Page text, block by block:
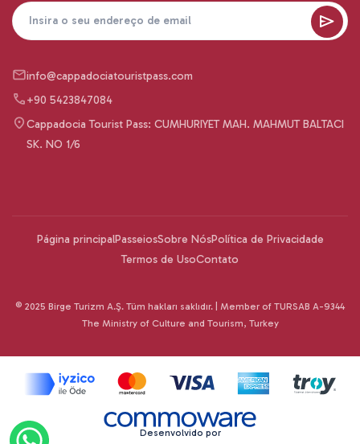
info@cappadociatouristpass.com
+90 5423847084
Cappadocia Tourist Pass: CUMHURIYET MAH. MAHMUT BALTACI
SK. NO 1/6
Página principalPasseiosSobre NósPolítica de Privacidade
Termos de UsoContato
© 2025 Birge Turizm A.Ş. Tüm hakları saklıdır. | Member of TURSAB A-9344
The Ministry of Culture and Tourism, Turkey
Desenvolvido por